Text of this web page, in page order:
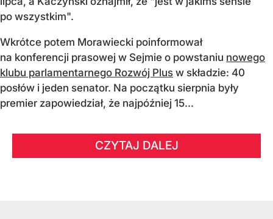
po wszystkim".
Wkrótce potem Morawiecki poinformował
na konferencji prasowej w Sejmie o powstaniu nowego
klubu parlamentarnego Rozwój Plus w składzie: 40
posłów i jeden senator. Na początku sierpnia były
premier zapowiedział, że najpóźniej 15...
CZYTAJ DALEJ